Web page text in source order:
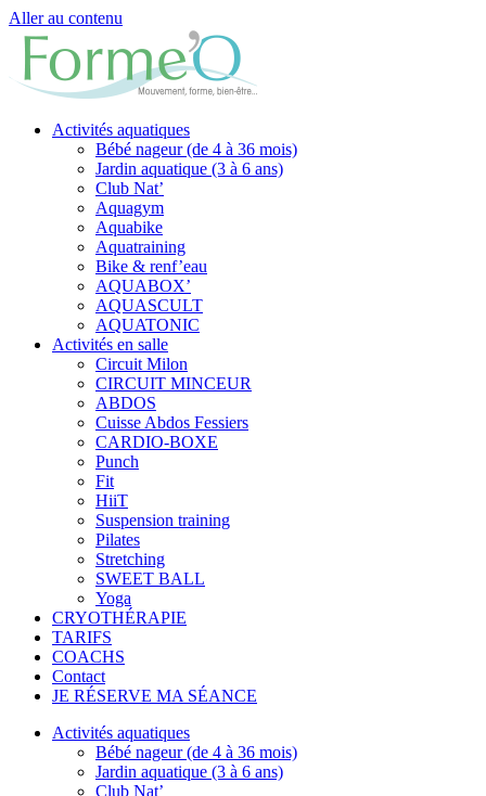
Aller au contenu
Activités aquatiques
Bébé nageur (de 4 à 36 mois)
Jardin aquatique (3 à 6 ans)
Club Nat’
Aquagym
Aquabike
Aquatraining
Bike & renf’eau
AQUABOX’
AQUASCULT
AQUATONIC
Activités en salle
Circuit Milon
CIRCUIT MINCEUR
ABDOS
Cuisse Abdos Fessiers
CARDIO-BOXE
Punch
Fit
HiiT
Suspension training
Pilates
Stretching
SWEET BALL
Yoga
CRYOTHÉRAPIE
TARIFS
COACHS
Contact
JE RÉSERVE MA SÉANCE
Activités aquatiques
Bébé nageur (de 4 à 36 mois)
Jardin aquatique (3 à 6 ans)
Club Nat’